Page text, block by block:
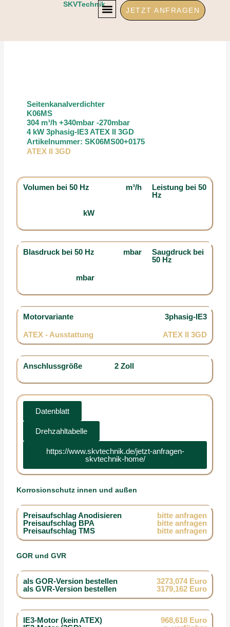
SKVTechnik
JETZT ANFRAGEN
Seitenkanalverdichter
K06MS
304 m³/h +340mbar -270mbar
4 kW 3phasig-IE3 ATEX II 3GD
Artikelnummer: SK06MS00+0175
ATEX II 3GD
Volumen bei 50 Hz m³/h
Leistung bei 50
Hz
kW
Blasdruck bei 50 Hz mbar
Saugdruck bei
50 Hz
mbar
Motorvariante 3phasig-IE3
ATEX - Ausstattung ATEX II 3GD
Anschlussgröße 2 Zoll
Datenblatt
Drehzahltabelle
https://www.skvtechnik.de/jetzt-anfragen-
skvtechnik-home/
Korrosionschutz innen und außen
Preisaufschlag Anodisieren
bitte anfragen
Preisaufschlag BPA
bitte anfragen
Preisaufschlag TMS
bitte anfragen
GOR und GVR
als GOR-Version bestellen
3273,074 Euro
als GVR-Version bestellen
3179,162 Euro
IE3-Motor (kein ATEX)
968,618 Euro